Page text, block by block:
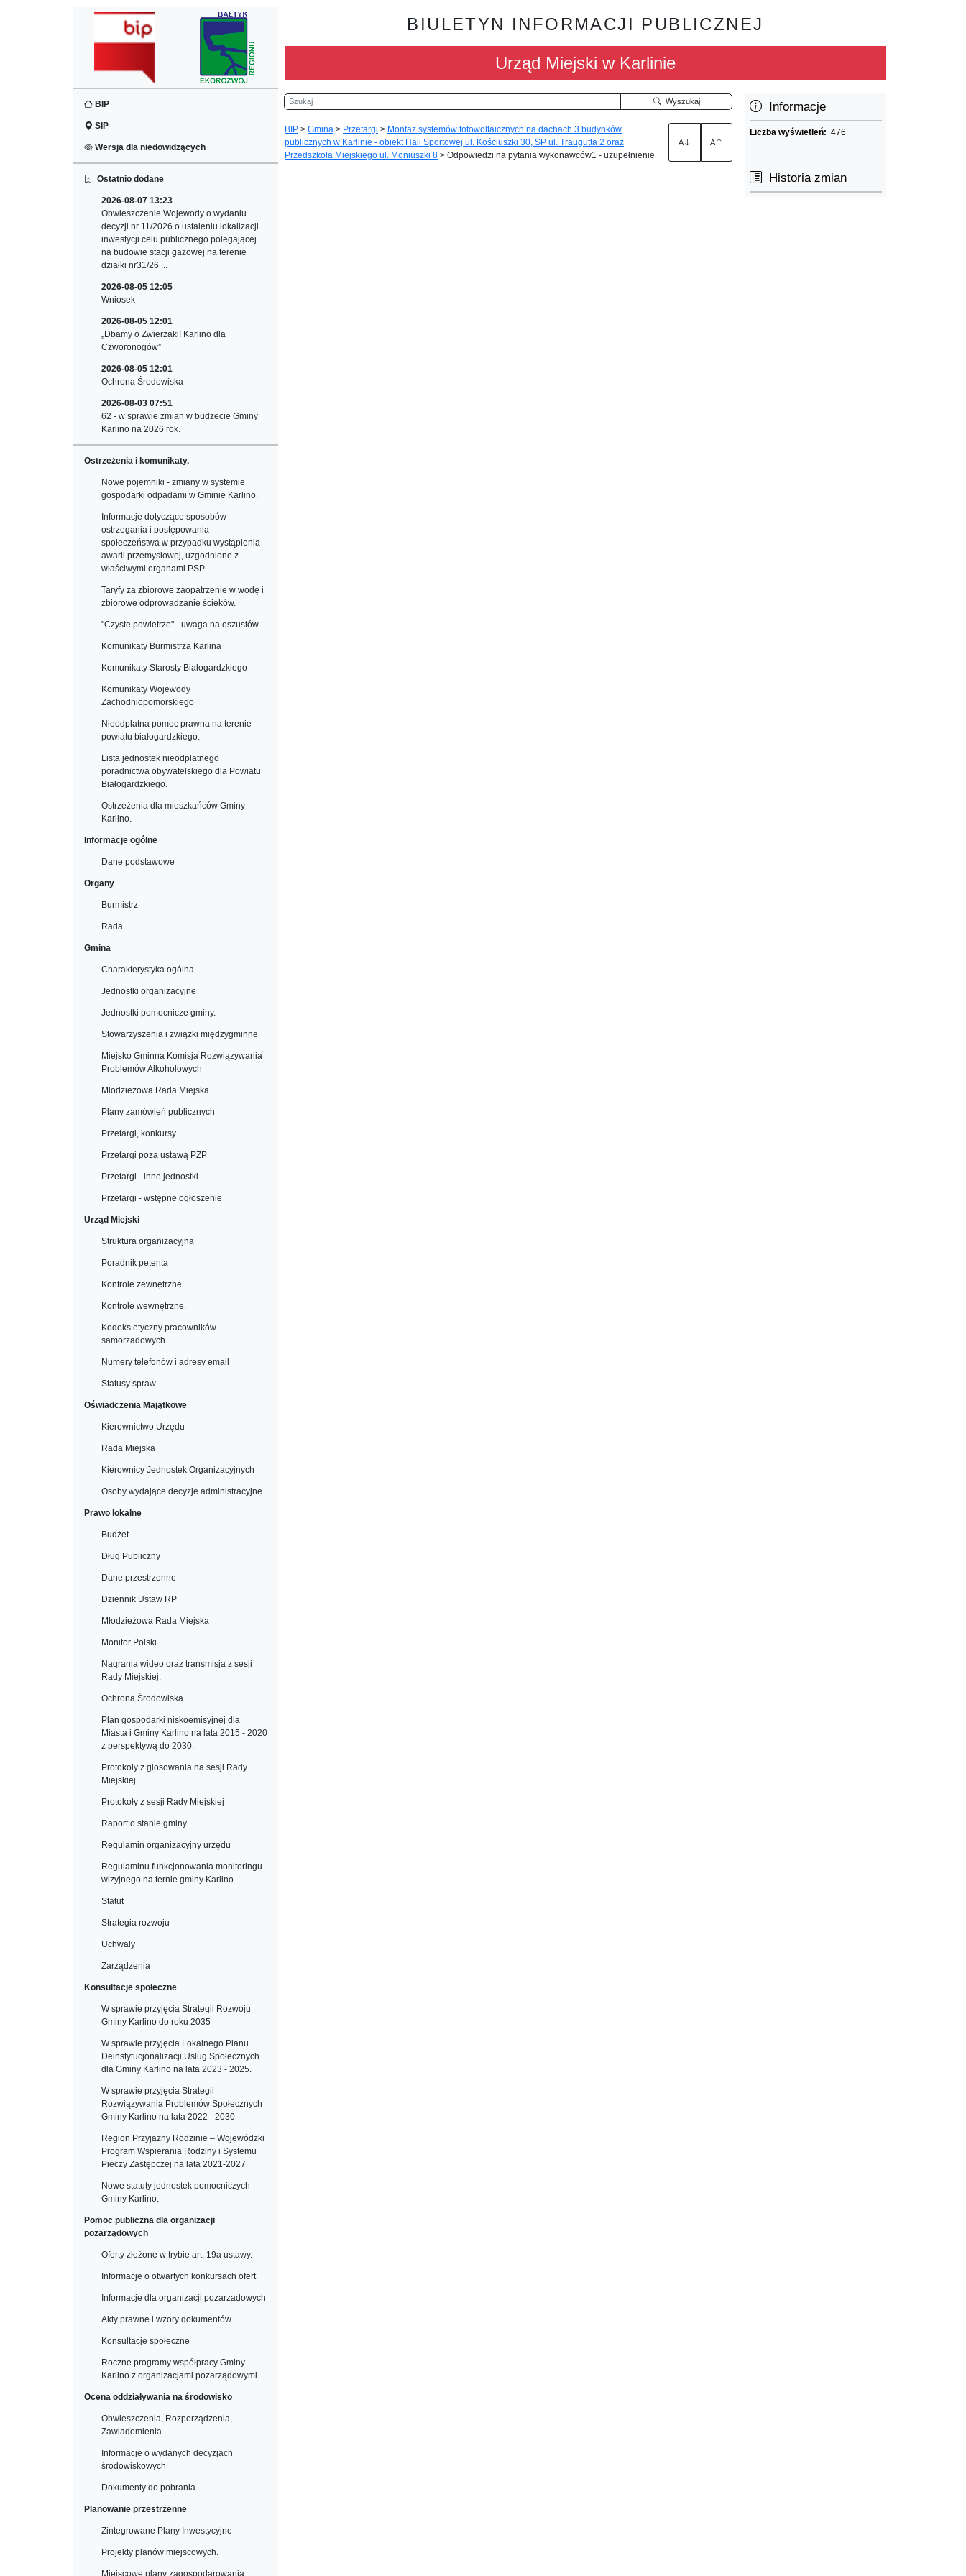
BIP
SIP
Wersja dla niedowidzących
Ostatnio dodane
2026-08-07 13:23
Obwieszczenie Wojewody o wydaniu
decyzji nr 11/2026 o ustaleniu lokalizacji
inwestycji celu publicznego polegającej
na budowie stacji gazowej na terenie
działki nr31/26 ...
2026-08-05 12:05
Wniosek
2026-08-05 12:01
„Dbamy o Zwierzaki! Karlino dla
Czworonogów”
2026-08-05 12:01
Ochrona Środowiska
2026-08-03 07:51
62 - w sprawie zmian w budżecie Gminy
Karlino na 2026 rok.
Ostrzeżenia i komunikaty.
Nowe pojemniki - zmiany w systemie
gospodarki odpadami w Gminie Karlino.
Informacje dotyczące sposobów
ostrzegania i postępowania
społeczeństwa w przypadku wystąpienia
awarii przemysłowej, uzgodnione z
właściwymi organami PSP
Taryfy za zbiorowe zaopatrzenie w wodę i
zbiorowe odprowadzanie ścieków.
"Czyste powietrze" - uwaga na oszustów.
Komunikaty Burmistrza Karlina
Komunikaty Starosty Białogardzkiego
Komunikaty Wojewody
Zachodniopomorskiego
Nieodpłatna pomoc prawna na terenie
powiatu białogardzkiego.
Lista jednostek nieodpłatnego
poradnictwa obywatelskiego dla Powiatu
Białogardzkiego.
Ostrzeżenia dla mieszkańców Gminy
Karlino.
Informacje ogólne
Dane podstawowe
Organy
Burmistrz
Rada
Gmina
Charakterystyka ogólna
Jednostki organizacyjne
Jednostki pomocnicze gminy.
Stowarzyszenia i związki międzygminne
Miejsko Gminna Komisja Rozwiązywania
Problemów Alkoholowych
Młodzieżowa Rada Miejska
Plany zamówień publicznych
Przetargi, konkursy
Przetargi poza ustawą PZP
Przetargi - inne jednostki
Przetargi - wstępne ogłoszenie
Urząd Miejski
Struktura organizacyjna
Poradnik petenta
Kontrole zewnętrzne
Kontrole wewnętrzne.
Kodeks etyczny pracowników
samorzadowych
Numery telefonów i adresy email
Statusy spraw
Oświadczenia Majątkowe
Kierownictwo Urzędu
Rada Miejska
Kierownicy Jednostek Organizacyjnych
Osoby wydające decyzje administracyjne
Prawo lokalne
Budżet
Dług Publiczny
Dane przestrzenne
Dziennik Ustaw RP
Młodzieżowa Rada Miejska
Monitor Polski
Nagrania wideo oraz transmisja z sesji
Rady Miejskiej.
Ochrona Środowiska
Plan gospodarki niskoemisyjnej dla
Miasta i Gminy Karlino na lata 2015 - 2020
z perspektywą do 2030.
Protokoły z głosowania na sesji Rady
Miejskiej.
Protokoły z sesji Rady Miejskiej
Raport o stanie gminy
Regulamin organizacyjny urzędu
Regulaminu funkcjonowania monitoringu
wizyjnego na ternie gminy Karlino.
Statut
Strategia rozwoju
Uchwały
Zarządzenia
Konsultacje społeczne
W sprawie przyjęcia Strategii Rozwoju
Gminy Karlino do roku 2035
W sprawie przyjęcia Lokalnego Planu
Deinstytucjonalizacji Usług Społecznych
dla Gminy Karlino na lata 2023 - 2025.
W sprawie przyjęcia Strategii
Rozwiązywania Problemów Społecznych
Gminy Karlino na lata 2022 - 2030
Region Przyjazny Rodzinie – Wojewódzki
Program Wspierania Rodziny i Systemu
Pieczy Zastępczej na lata 2021-2027
Nowe statuty jednostek pomocniczych
Gminy Karlino.
Pomoc publiczna dla organizacji
pozarządowych
Oferty złożone w trybie art. 19a ustawy.
Informacje o otwartych konkursach ofert
Informacje dla organizacji pozarzadowych
Akty prawne i wzory dokumentów
Konsultacje społeczne
Roczne programy współpracy Gminy
Karlino z organizacjami pozarządowymi.
Ocena oddziaływania na środowisko
Obwieszczenia, Rozporządzenia,
Zawiadomienia
Informacje o wydanych decyzjach
środowiskowych
Dokumenty do pobrania
Planowanie przestrzenne
Zintegrowane Plany Inwestycyjne
Projekty planów miejscowych.
Miejscowe plany zagospodarowania
BIULETYN INFORMACJI PUBLICZNEJ
Urząd Miejski w Karlinie
Szukaj Wyszukaj
BIP > Gmina > Przetargi > Montaż systemów fotowoltaicznych na dachach 3 budynków
publicznych w Karlinie - obiekt Hali Sportowej ul. Kościuszki 30, SP ul. Traugutta 2 oraz
Przedszkola Miejskiego ul. Moniuszki 8 > Odpowiedzi na pytania wykonawców1 - uzupełnienie
A A
Informacje
Liczba wyświetleń:476
Historia zmian